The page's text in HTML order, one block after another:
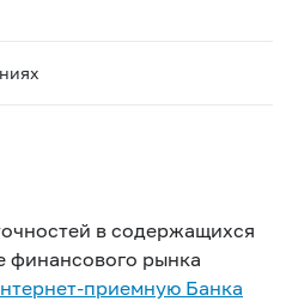
в содержащихся
финансового рынка
приемную Банка